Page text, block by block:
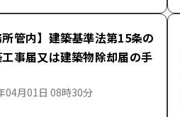
所管内】建築基準法第15条の
事届又は建築物除却届の手
04月01日 08時30分